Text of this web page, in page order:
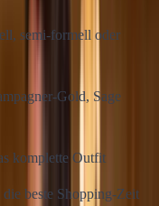
semi-formell oder
Gold, Sage
komplette Outfit
beste Shopping-Zeit